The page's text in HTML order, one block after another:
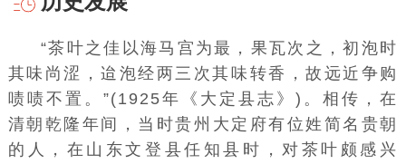
“茶叶之佳以海马宫为最，果瓦次之，初泡时
其味尚涩，迨泡经两三次其味转香，故远近争购
啧啧不置。”(1925年《大定县志》)。相传，在
清朝乾隆年间，当时贵州 大定府有位姓简名贵朝
的人，在山东文登县任知县时，对茶叶颇感兴